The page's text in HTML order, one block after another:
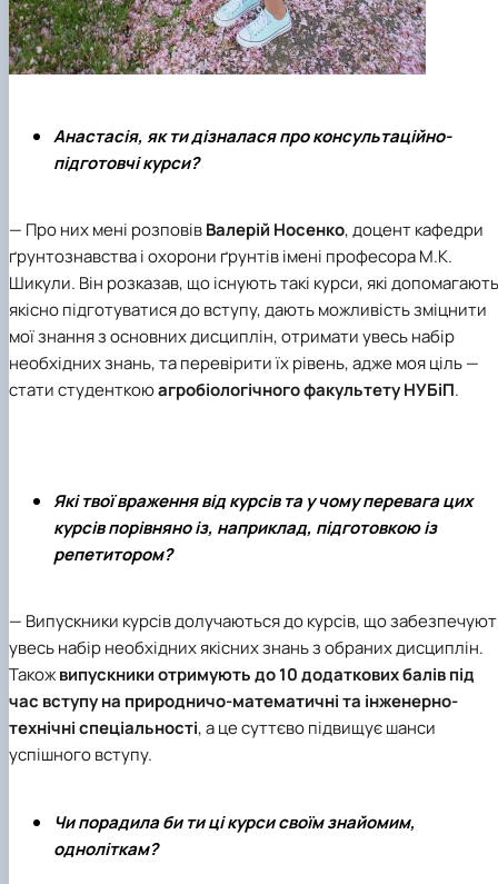
Анастасія, як ти дізналася про консультаційно-
підготовчі курси?
— Про них мені розповівВалерій Носенко, доцент кафедри
ґрунтознавства і охорони ґрунтів імені професора М.К.
Шикули. Він розказав, що існують такі курси, які допомагають
якісно підготуватися до вступу, дають можливість зміцнити
мої знання з основних дисциплін, отримати увесь набір
необхідних знань, та перевірити їх рівень, адже моя ціль —
стати студенткоюагробіологічного факультетуНУБіП.
Які твої враження від курсів та у чому перевага цих
курсів порівняно із, наприклад, підготовкою із
репетитором?
— Випускники курсів долучаються до курсів, що
увесь набір необхідних якісних знань з обраних дисциплін.
Такожвипускники отримують до 10 додаткових балів під
час вступу на природничо-математичні та інженерно-
технічні спеціальності, а це суттєво підвищує шанси
успішного вступу.
Чи порадила би ти ці курси своїм знайомим,
одноліткам?